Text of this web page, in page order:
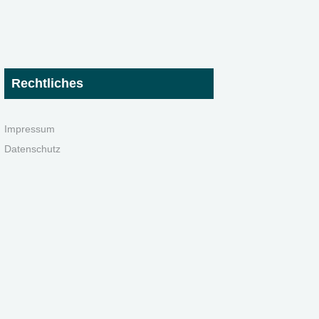
Rechtliches
Impressum
Datenschutz